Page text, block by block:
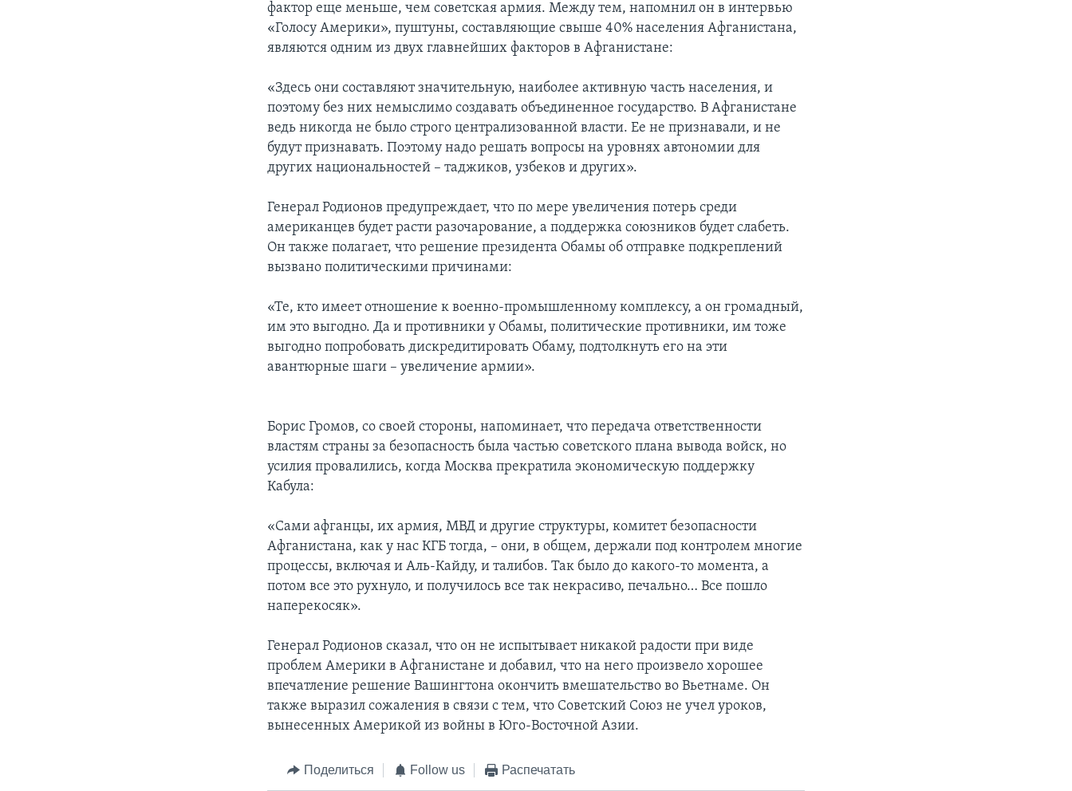
фактор еще меньше, чем советская армия. Между тем, напомнил он в интервью
«Голосу Америки», пуштуны, составляющие свыше 40% населения Афганистана,
являются одним из двух главнейших факторов в Афганистане:
«Здесь они составляют значительную, наиболее активную часть населения, и
поэтому без них немыслимо создавать объединенное государство. В Афганистане
ведь никогда не было строго централизованной власти. Ее не признавали, и не
будут признавать. Поэтому надо решать вопросы на уровнях автономии для
других национальностей – таджиков, узбеков и других».
Генерал Родионов предупреждает, что по мере увеличения потерь среди
американцев будет расти разочарование, а поддержка союзников будет слабеть.
Он также полагает, что решение президента Обамы об отправке подкреплений
вызвано политическими причинами:
«Те, кто имеет отношение к военно-промышленному комплексу, а он громадный,
им это выгодно. Да и противники у Обамы, политические противники, им тоже
выгодно попробовать дискредитировать Обаму, подтолкнуть его на эти
авантюрные шаги – увеличение армии».
Борис Громов, со своей стороны, напоминает, что передача ответственности
властям страны за безопасность была частью советского плана вывода войск, но
усилия провалились, когда Москва прекратила экономическую поддержку
Кабула:
«Сами афганцы, их армия, МВД и другие структуры, комитет безопасности
Афганистана, как у нас КГБ тогда, – они, в общем, держали под контролем многие
процессы, включая и Аль-Кайду, и талибов. Так было до какого-то момента, а
потом все это рухнуло, и получилось все так некрасиво, печально… Все пошло
наперекосяк».
Генерал Родионов сказал, что он не испытывает никакой радости при виде
проблем Америки в Афганистане и добавил, что на него произвело хорошее
впечатление решение Вашингтона окончить вмешательство во Вьетнаме. Он
также выразил сожаления в связи с тем, что Советский Союз не учел уроков,
вынесенных Америкой из войны в Юго-Восточной Азии.
Поделиться Follow us Распечатать